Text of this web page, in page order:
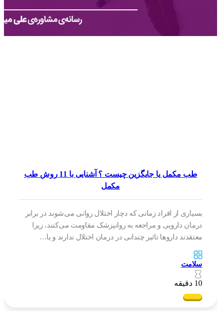
طب مکمل یا جایگزین چیست ؟ آشنایی با 11 روش طب
مکمل
بسیاری از افراد زمانی که دچار اختلال روانی می‌شوند در برابر
درمان دارویی و مراجعه به روانپزشک مقاومت می‌کنند، زیرا
معتقدند داروها تاثیر چندانی در درمان اختلال ندارند و یا…
سلامت